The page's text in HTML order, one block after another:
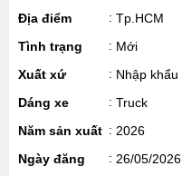
Địa điểm
Tp.HCM
Tình trạng
Mới
Xuất xứ
Nhập khẩu
Dáng xe
Truck
Năm sản xuất
2026
Ngày đăng
26/05/2026